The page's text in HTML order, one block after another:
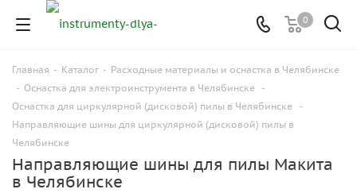
0
Главная - Каталог - Расходные материалы и оснастка в Челябинске
- Оснастка для электроинструмента в Челябинске -
Оснастка для циркулярной (дисковой) пилы в Челябинске -
Направляющие шины для циркулярной (дисковой) пилы в
Челябинске
Направляющие шины для пилы Макита
в Челябинске